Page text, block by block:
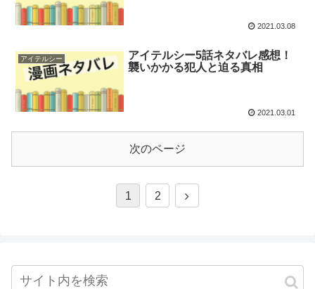
2021.03.08
アイテルシー
アイテルシー5話ネタバレ感想！
襲いかかる犯人と迫る真相
2021.03.01
次のページ
1 2